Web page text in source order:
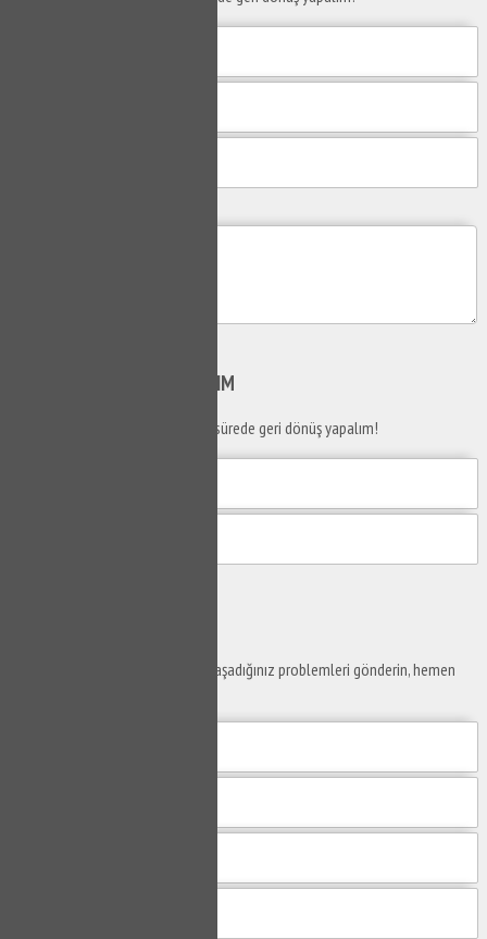
ARAYALIM
Telefon numaranızı bırakın en kısa sürede geri dönüş yapalım!
Yaşam alanlarınız ve ofislerinizde yaşadığınız problemleri gönderin, hemen